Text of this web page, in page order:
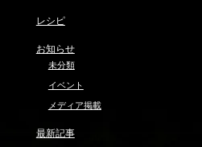
レシピ
お知らせ
未分類
イベント
メディア掲載
最新記事